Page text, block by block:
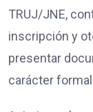
TRUJ/JNE,
inscripción y
presentar
carácter